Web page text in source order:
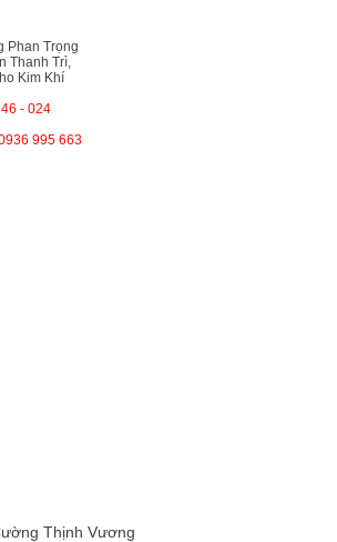
Phan Trọng
Thanh Trì,
Kim Khí
- 024
995 663
Thịnh Vương